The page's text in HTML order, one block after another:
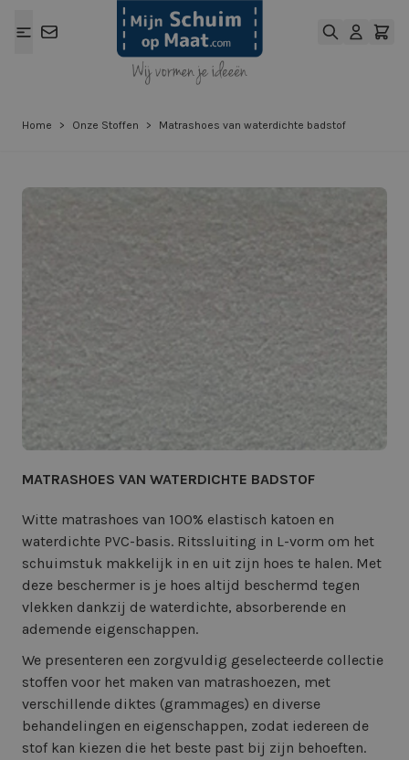
Home > Onze Stoffen > Matrashoes van waterdichte badstof
MATRASHOES VAN WATERDICHTE BADSTOF
Witte matrashoes van 100% elastisch katoen en
waterdichte PVC-basis. Ritssluiting in L-vorm om het
schuimstuk makkelijk in en uit zijn hoes te halen. Met
deze beschermer is je hoes altijd beschermd tegen
vlekken dankzij de waterdichte, absorberende en
ademende eigenschappen.
We presenteren een zorgvuldig geselecteerde collectie
stoffen voor het maken van matrashoezen, met
verschillende diktes (grammages) en diverse
behandelingen en eigenschappen, zodat iedereen de
stof kan kiezen die het beste past bij zijn behoeften.